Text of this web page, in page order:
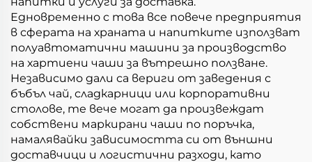
Едновременно с това все повече предприятия
в сферата на храната и напитките използват
полуавтоматични машини за производство
на хартиени чаши за вътрешно ползване.
Независимо дали са вериги от заведения с
бъбъл чай, сладкарници или корпоративни
столове, те вече могат да произвеждат
собствени маркирани чаши по поръчка,
намалявайки зависимостта си от външни
доставчици и логистични разходи, като